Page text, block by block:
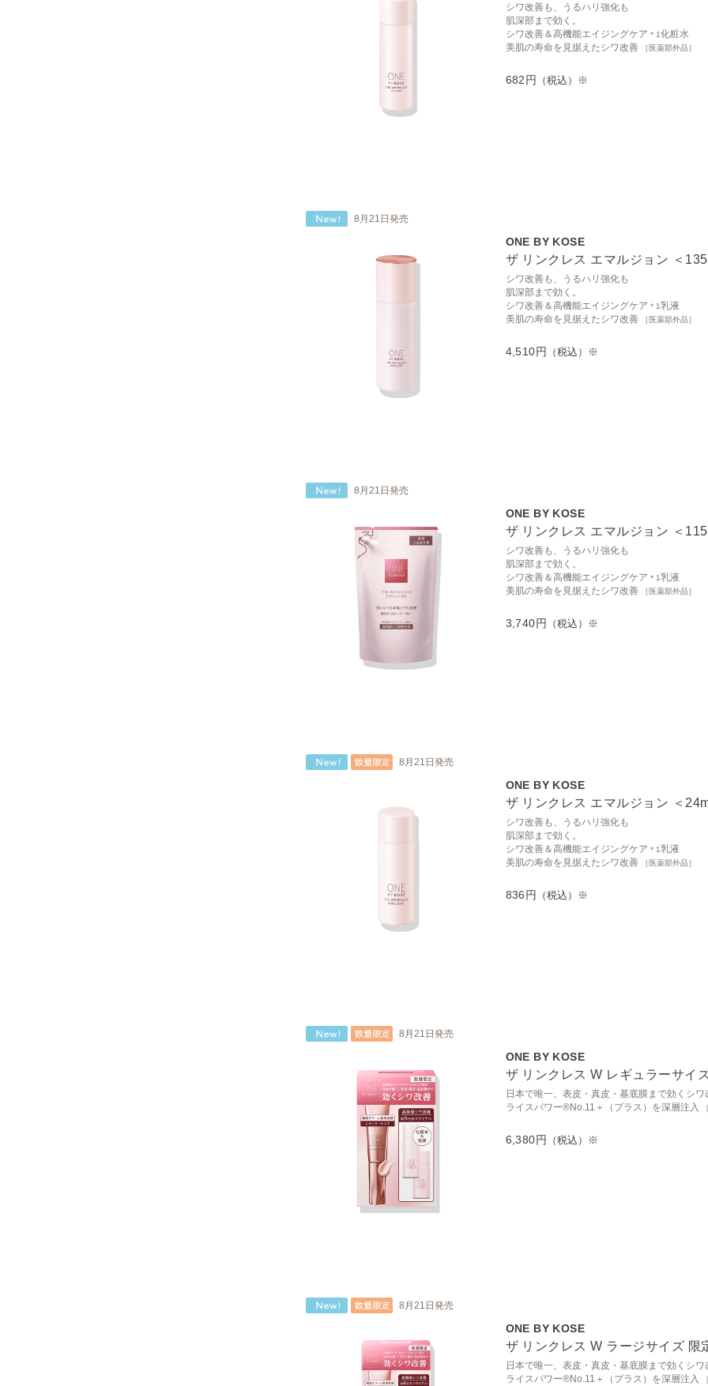
シワ改善も、うるハリ強化も
肌深部まで効く。
シワ改善＆高機能エイジングケア ＊1化粧水
美肌の寿命を見据えたシワ改善
［医薬部外品］
682円 （税込）※
8月21日発売
ONE BY KOSE
ザ リンクレス エマルジョン ＜
シワ改善も、うるハリ強化も
肌深部まで効く。
シワ改善＆高機能エイジングケア ＊1乳液
美肌の寿命を見据えたシワ改善
［医薬部外品］
4,510円 （税込）※
8月21日発売
ONE BY KOSE
ザ リンクレス エマルジョン ＜
シワ改善も、うるハリ強化も
肌深部まで効く。
シワ改善＆高機能エイジングケア ＊1乳液
美肌の寿命を見据えたシワ改善
［医薬部外品］
3,740円 （税込）※
8月21日発売
ONE BY KOSE
ザ リンクレス エマルジョン ＜
シワ改善も、うるハリ強化も
肌深部まで効く。
シワ改善＆高機能エイジングケア ＊1乳液
美肌の寿命を見据えたシワ改善
［医薬部外品］
836円 （税込）※
8月21日発売
ONE BY KOSE
ザ リンクレス W レギュラーサイ
日本で唯一、表皮・真皮・基底膜まで効くシワ
ライスパワー®No.11＋（プラス）を深層注入
6,380円 （税込）※
8月21日発売
ONE BY KOSE
ザ リンクレス W ラージサイズ 限
日本で唯一、表皮・真皮・基底膜まで効くシワ
ライスパワー®No.11＋（プラス）を深層注入